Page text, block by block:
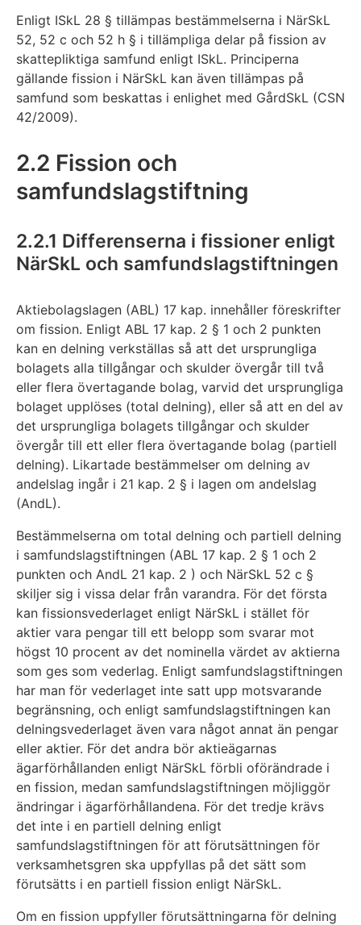
Enligt ISkL 28 § tillämpas bestämmelserna i NärSkL
52, 52 c och 52 h § i tillämpliga delar på fission av
skattepliktiga samfund enligt ISkL. Principerna
gällande fission i NärSkL kan även tillämpas på
samfund som beskattas i enlighet med GårdSkL (CSN
42/2009).
2.2 Fission och
samfundslagstiftning
2.2.1 Differenserna i fissioner enligt
NärSkL och samfundslagstiftningen
Aktiebolagslagen (ABL) 17 kap. innehåller föreskrifter
om fission. Enligt ABL 17 kap. 2 § 1 och 2 punkten
kan en delning verkställas så att det ursprungliga
bolagets alla tillgångar och skulder övergår till två
eller flera övertagande bolag, varvid det ursprungliga
bolaget upplöses (total delning), eller så att en del av
det ursprungliga bolagets tillgångar och skulder
övergår till ett eller flera övertagande bolag (partiell
delning). Likartade bestämmelser om delning av
andelslag ingår i 21 kap. 2 § i lagen om andelslag
(AndL).
Bestämmelserna om total delning och partiell delning
i samfundslagstiftningen (ABL 17 kap. 2 § 1 och 2
punkten och AndL 21 kap. 2 ) och NärSkL 52 c §
skiljer sig i vissa delar från varandra. För det första
kan fissionsvederlaget enligt NärSkL i stället för
aktier vara pengar till ett belopp som svarar mot
högst 10 procent av det nominella värdet av aktierna
som ges som vederlag. Enligt samfundslagstiftningen
har man för vederlaget inte satt upp motsvarande
begränsning, och enligt samfundslagstiftningen kan
delningsvederlaget även vara något annat än pengar
eller aktier. För det andra bör aktieägarnas
ägarförhållanden enligt NärSkL förbli oförändrade i
en fission, medan samfundslagstiftningen möjliggör
ändringar i ägarförhållandena. För det tredje krävs
det inte i en partiell delning enligt
samfundslagstiftningen för att förutsättningen för
verksamhetsgren ska uppfyllas på det sätt som
förutsätts i en partiell fission enligt NärSkL.
Om en fission uppfyller förutsättningarna för delning